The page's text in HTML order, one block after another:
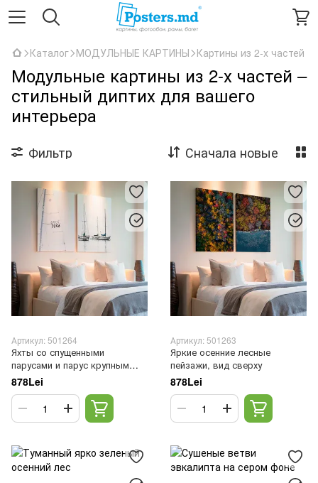
Каталог МОДУЛЬНЫЕ КАРТИНЫ Картины из 2-х частей
Модульные картины из 2-х частей –
стильный диптих для вашего
интерьера
Фильтр Сначала новые
Артикул: 501264
Яхты со спущенными
парусами и парус крупным
планом
878Lei
Артикул: 501263
Яркие осенние лесные
пейзажи, вид сверху
878Lei